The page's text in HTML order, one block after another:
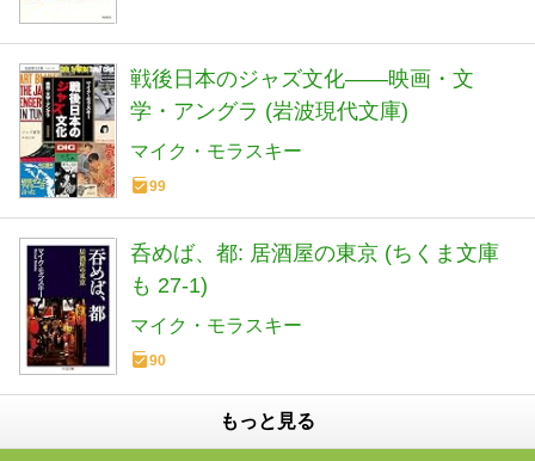
戦後日本のジャズ文化――映画・文
学・アングラ (岩波現代文庫)
マイク・モラスキー
99
呑めば、都: 居酒屋の東京 (ちくま文庫
も 27-1)
マイク・モラスキー
90
もっと見る